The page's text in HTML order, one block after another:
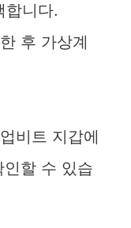
합니다.
후 가상계
비트 지갑에
할 수 있습